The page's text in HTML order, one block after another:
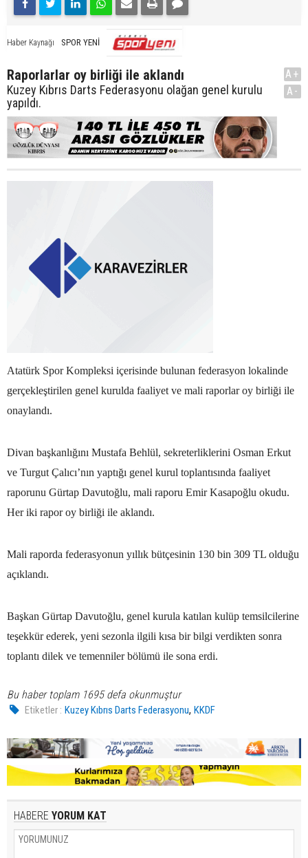
Haber Kaynağı SPOR YENİ
Raporlarlar oy birliği ile aklandı
Kuzey Kıbrıs Darts Federasyonu olağan genel kurulu
yapıldı.
A+
A-
Atatürk Spor Kompleksi içerisinde bulunan federasyon lokalinde
gerçekleştirilen genel kurulda faaliyet ve mali raporlar oy birliği ile
onaylandı.
Divan başkanlığını Mustafa Behlül, sekreterliklerini Osman Erkut
ve Turgut Çalıcı’nın yaptığı genel kurul toplantısında faaliyet
raporunu Gürtap Davutoğlu, mali raporu Emir Kasapoğlu okudu.
Her iki rapor oy birliği ile aklandı.
Mali raporda federasyonun yıllık bütçesinin 130 bin 309 TL olduğu
açıklandı.
Başkan Gürtap Davutoğlu, genel kurula katılan kulüp temsilcilerine
teşekkür ederek, yeni sezonla ilgili kısa bir bilgi verdikten sonra
toplantı dilek ve temenniler bölümü ile sona erdi.
Bu haber toplam 1695 defa okunmuştur
Etiketler : Kuzey Kıbrıs Darts Federasyonu,KKDF
HABERE YORUM KAT